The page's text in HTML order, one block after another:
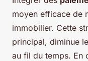
moyen efficace de
immobilier. Cette
principal, diminue
au fil du temps. En